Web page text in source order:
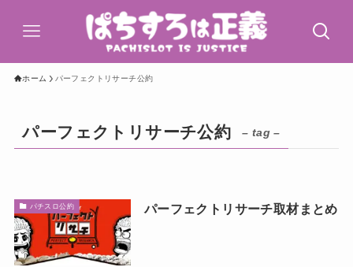
ホーム パーフェクトリサーチ公約
パーフェクトリサーチ公約 – tag –
パチスロ公約 パーフェクトリサーチ取材まとめ